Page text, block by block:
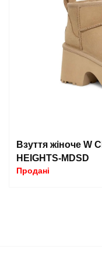
Взуття жіноче W
HEIGHTS-MDSD
Продані